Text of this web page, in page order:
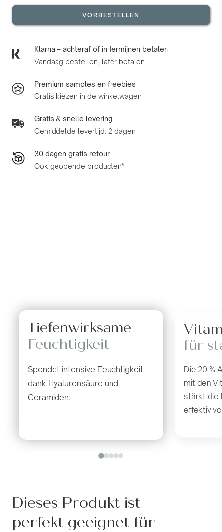
VORBESTELLEN
Klarna – achteraf of in termijnen betalen
Vandaag bestellen, later betalen
Premium samples en freebies
Gratis kiezen in de winkelwagen
Gratis & snelle levering
Gemiddelde levertijd: 2 dagen
30 dagen gratis retour
Ook geopende producten*
Tiefenwirksame
Feuchtigkeit
Spendet intensive Feuchtigkeit
dank Hyaluronsäure und
Ceramiden.
für
Die 20 %
mit den
stärkt die
effektiv
Dieses Produkt ist
perfekt geeignet für